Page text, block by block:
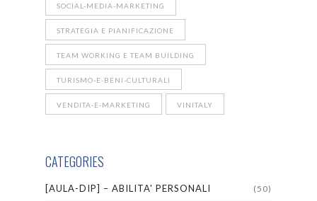
SOCIAL-MEDIA-MARKETING
STRATEGIA E PIANIFICAZIONE
TEAM WORKING E TEAM BUILDING
TURISMO-E-BENI-CULTURALI
VENDITA-E-MARKETING VINITALY
CATEGORIES
[AULA-DIP] – ABILITA' PERSONALI (50)